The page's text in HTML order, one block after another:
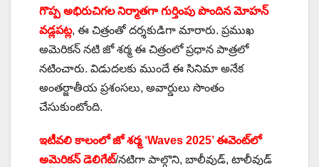
గొప్ప అభిరుచిగల నిర్మాతగా గుర్తింపు పొందిన మోహన్
వడ్లపట్ల, ఈ చిత్రంతో దర్శకుడిగా మారారు. ప్రముఖ
అమెరికన్ నటి జో శర్మ ఈ చిత్రంలో ప్రధాన పాత్రలో
నటించారు. విడుదలకు ముందే ఈ సినిమా అనేక
అంతర్జాతీయ ప్రశంసలు, అవార్డులు సొంతం
చేసుకుంటోంది.
ఇటీవలి కాలంలో జో శర్మ ‘Waves 2025’ ఈవెంట్‌లో
అమెరికన్ డెలిగేట్/నటిగా పాల్గొని, బాలీవుడ్, టాలీవుడ్